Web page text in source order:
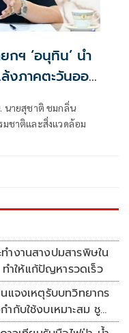
กฯ ‘อนุทิน’ นำ
งภาคตะวันออก
กมิติ”
นายสุชาติ ชมกลิ่น
มชาติและสิ่งแวดล้อม
งานสางปมสารพิษใน
ำให้แก้ปัญหารวดเร็ว
แจงเหตุรับบทวิทยากร
กับใช้งบเหมาะสม ชู
ะดับโปร ลดเหลื่อมล้ำ